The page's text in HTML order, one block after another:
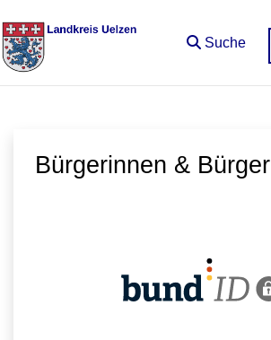
Suche
Bürgerinnen & Bürger